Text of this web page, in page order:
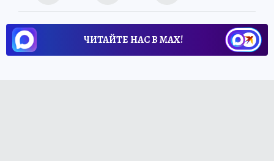
ЧИТАЙТЕ НАС В МАХ!